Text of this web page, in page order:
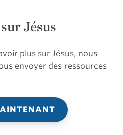
Jésus
plus sur Jésus, nous
envoyer des ressources